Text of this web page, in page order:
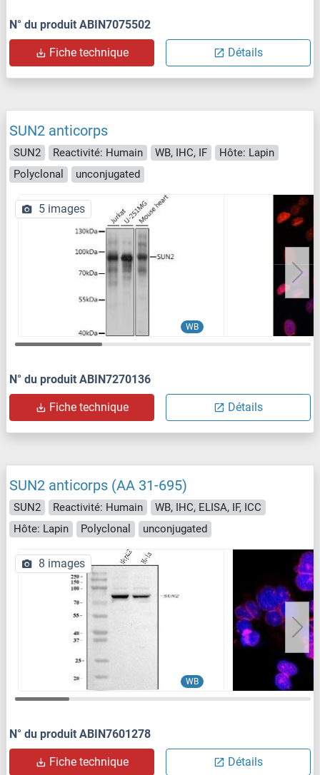
N° du produit ABIN7075502
Fiche technique Détails
SUN2 anticorps
SUN2 Reactivité: Humain WB, IHC, IF
Hôte: Lapin
Polyclonal
unconjugated
WB
5 images
N° du produit ABIN7270136
Fiche technique Détails
SUN2 anticorps (AA 31-695)
SUN2 Reactivité: Humain
WB, IHC, ELISA, IF, ICC
Hôte: Lapin
Polyclonal unconjugated
WB
8 images
N° du produit ABIN7601278
Fiche technique Détails